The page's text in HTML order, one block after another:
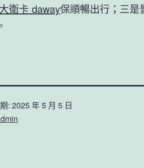
衛卡 daway保順暢出行；三是
: 2025 年 5 月 5 日